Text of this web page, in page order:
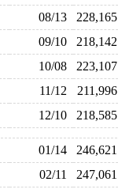
08/13
09/10
10/08
11/12
12/10
01/14
02/11